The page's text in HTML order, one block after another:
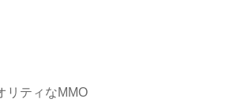
リティなMMO